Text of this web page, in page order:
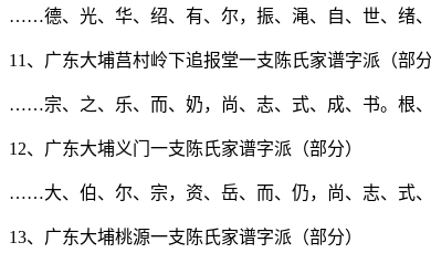
……德、光、华、绍、有、尔，振、渑、自、世、绪
11、广东大埔莒村岭下追报堂一支陈氏家谱字派（部分
……宗、之、乐、而、奶，尚、志、式、成、书。根
12、广东大埔义门一支陈氏家谱字派（部分）
……大、伯、尔、宗，资、岳、而、仍，尚、志、式
13、广东大埔桃源一支陈氏家谱字派（部分）